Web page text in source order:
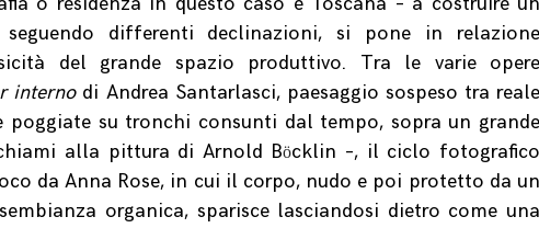
seguendo differenti declinazioni, si pone in relazione
del grande spazio produttivo. Tra le varie opere
internodi Andrea Santarlasci, paesaggio sospeso tra reale
poggiate su tronchi consunti dal tempo, sopra un grande
alla pittura di Arnold Böcklin –, il ciclo fotografico
da Anna Rose, in cui il corpo, nudo e poi protetto da un
organica, sparisce lasciandosi dietro come una